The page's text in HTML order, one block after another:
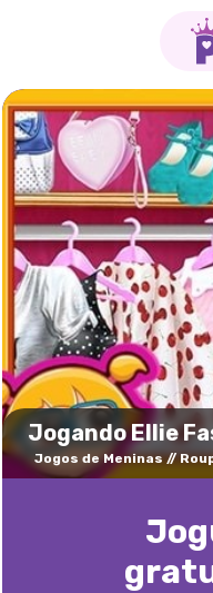
Jogando Ellie
Jogos de Meninas